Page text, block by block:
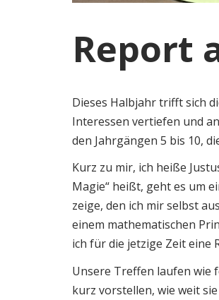
Report
Dieses Halbjahr trifft sich
Interessen vertiefen und
den Jahrgängen 5 bis 10,
Kurz zu mir, ich heiße
Magie“ heißt, geht es um
zeige, den ich mir selbst
einem mathematischen
ich für die jetzige Zeit eine
Unsere Treffen laufen wie
kurz vorstellen, wie weit